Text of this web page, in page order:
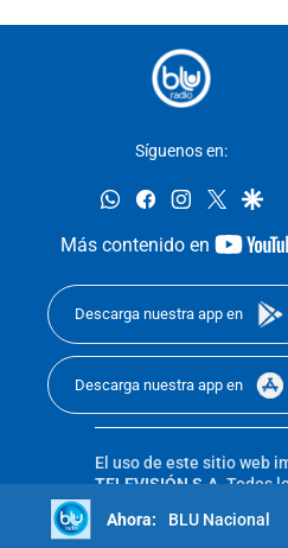
Síguenos en:
whatsappfacebookinstagram
twitter
Más contenido en
Descarga nuestra app en
Descarga nuestra app en
El uso de este sitio web
TELEVISIÓN S.A.Todos
sin autorización escrita
reserved 2025.BLU Nacional